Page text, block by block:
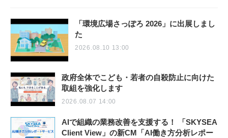
「環境広場さっぽろ 2026」に出展しまし
た
2026.08.10 13:00
政府全体でこども・若者の自殺防止に向けた
取組を強化します
2026.08.07 14:00
AIで組織の業務改善を支援する！ 「SKYSEA
Client View」の新CM「AI働き方分析レポー